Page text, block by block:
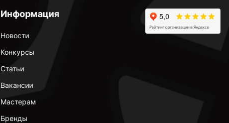
Информация
Новости
Конкурсы
Статьи
Вакансии
Мастерам
Бренды